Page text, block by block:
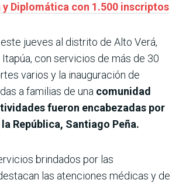
Diplomática con 1.500 inscriptos
jueves al distrito de Alto Verá,
con servicios de más de 30
varios y la inauguración de
a familias de una comunidad
fueron encabezadas por
República, Santiago Peña.
brindados por las
las atenciones médicas y de